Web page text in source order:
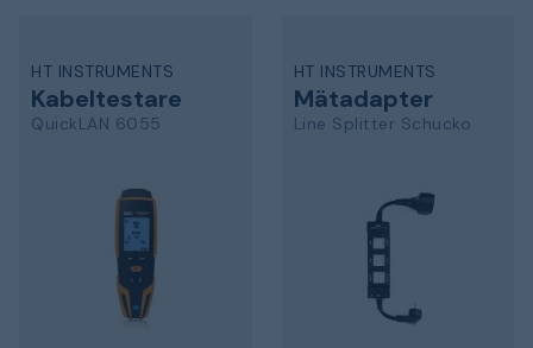
HT INSTRUMENTS
Kabeltestare
QuickLAN 6055
HT INSTRUMENTS
Mätadapter
Line Splitter Schucko